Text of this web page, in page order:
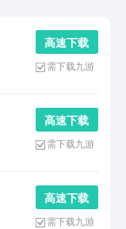
高 速 下 载
需下载九游
高 速 下 载
需下载九游
高 速 下 载
需下载九游